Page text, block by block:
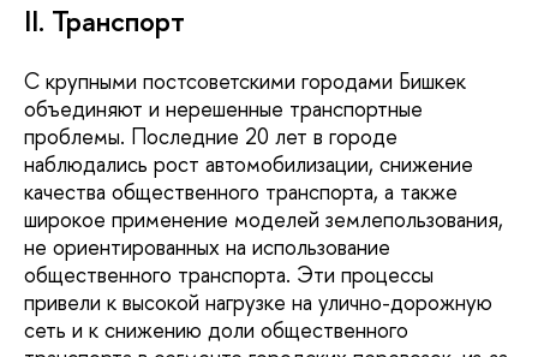
II. Транспорт
С крупными постсоветскими городами Бишкек
объединяют и нерешенные транспортные
проблемы. Последние 20 лет в городе
наблюдались рост автомобилизации, снижение
качества общественного транспорта, а также
широкое применение моделей землепользования,
не ориентированных на использование
общественного транспорта. Эти процессы
привели к высокой нагрузке на улично-дорожную
сеть и к снижению доли общественного